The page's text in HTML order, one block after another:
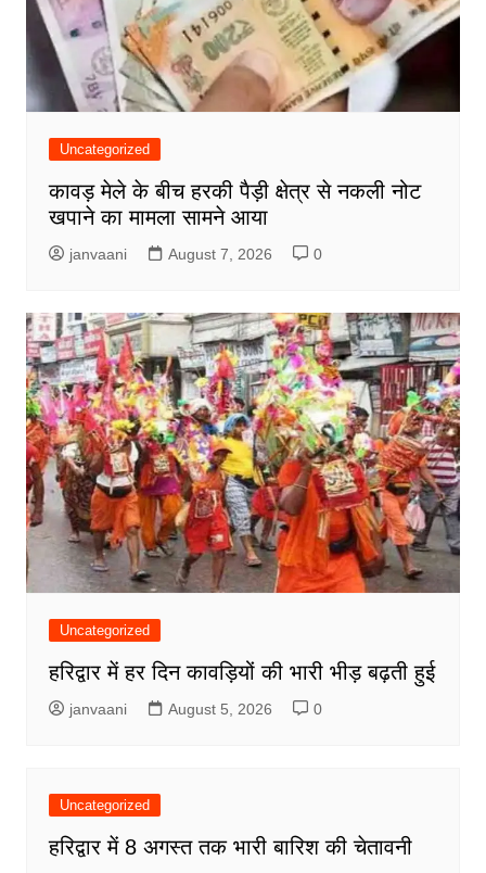
Uncategorized
कावड़ मेले के बीच हरकी पैड़ी क्षेत्र से नकली नोट
खपाने का मामला सामने आया
janvaani August 7, 2026 0
Uncategorized
हरिद्वार में हर दिन कावड़ियों की भारी भीड़ बढ़ती हुई
janvaani August 5, 2026 0
Uncategorized
हरिद्वार में 8 अगस्त तक भारी बारिश की चेतावनी